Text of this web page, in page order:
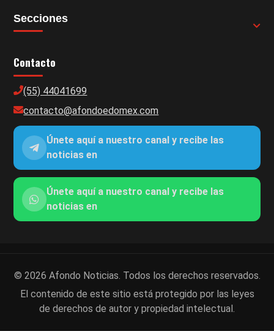
Secciones
Contacto
(55) 44041699
contacto@afondoedomex.com
Únete aquí a nuestro canal y recibe las
noticias en
Únete aquí a nuestro canal y recibe las
noticias en
© 2026 Afondo Noticias. Todos los derechos reservados.
El contenido de este sitio está protegido por las leyes
de derechos de autor y propiedad intelectual.